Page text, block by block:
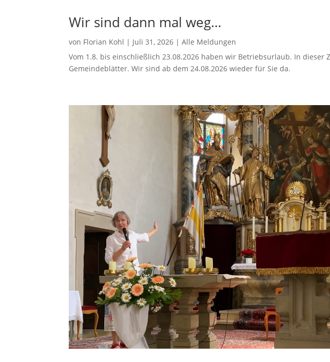
Wir sind dann mal weg…
von Florian Kohl | Juli 31, 2026 |Alle Meldungen
Vom 1.8. bis einschließlich 23.08.2026 haben wir Betriebsurlaub. In dieser
Gemeindeblätter. Wir sind ab dem 24.08.2026 wieder für Sie da.